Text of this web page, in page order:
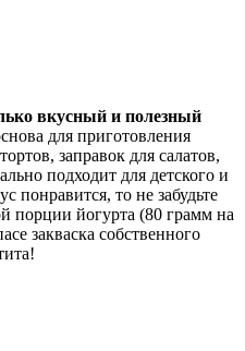
вкусный и полезный
для приготовления
заправок для салатов,
подходит для детского и
понравится, то не забудьте
порции йогурта (80 грамм на
закваска собственного